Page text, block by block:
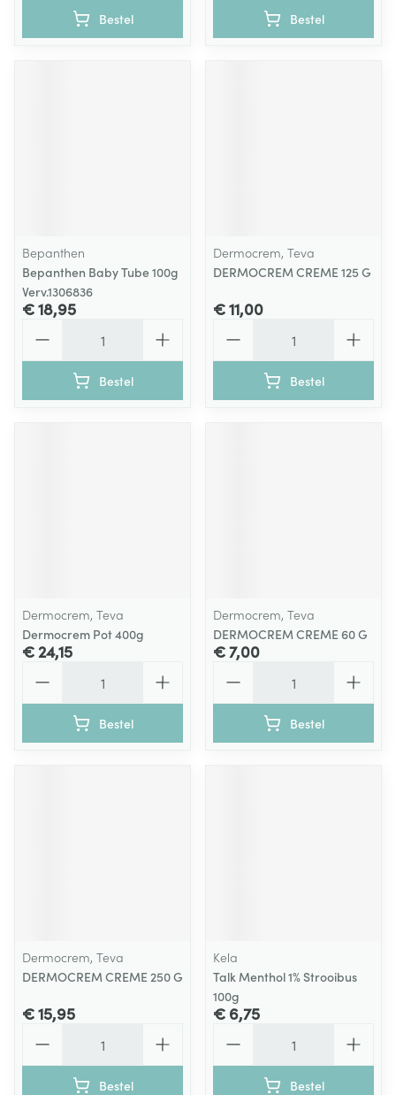
Bestel Bestel
Bepanthen
Bepanthen Baby Tube 100g
Verv.1306836
€ 18,95
Bestel
Dermocrem, Teva
DERMOCREM CREME 125 G
€ 11,00
Bestel
Dermocrem, Teva
Dermocrem Pot 400g
€ 24,15
Bestel
Dermocrem, Teva
DERMOCREM CREME 60 G
€ 7,00
Bestel
Dermocrem, Teva
DERMOCREM CREME 250 G
€ 15,95
Bestel
Kela
Talk Menthol 1% Strooibus
100g
€ 6,75
Bestel